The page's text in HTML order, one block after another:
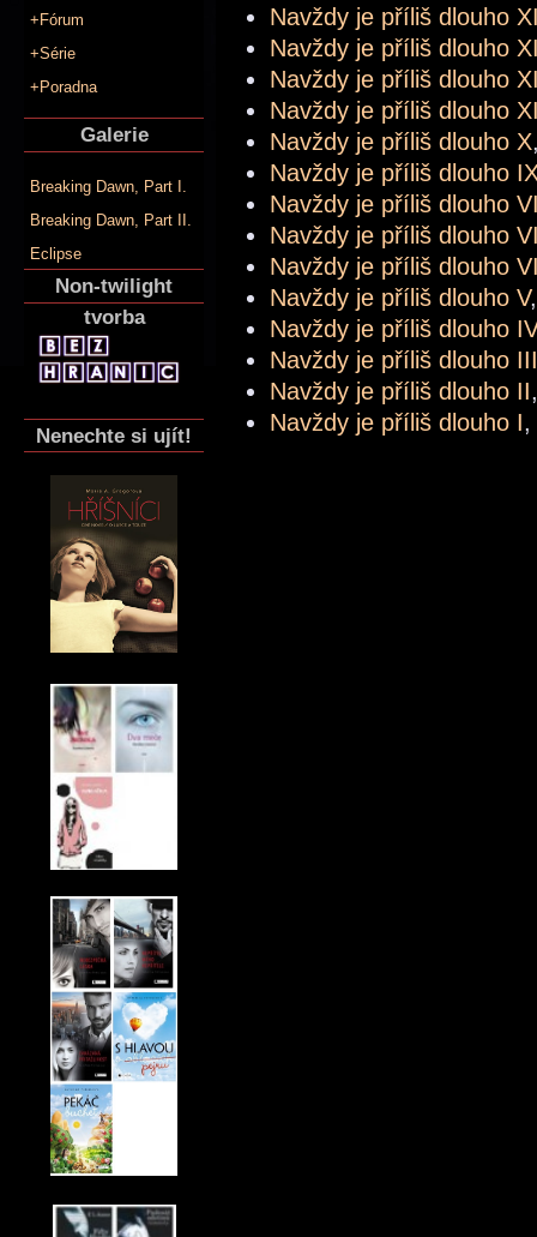
+Fórum
+Série
+Poradna
Galerie
Breaking Dawn, Part I.
Breaking Dawn, Part II.
Eclipse
Non-twilight
tvorba
Nenechte si ujít!
Navždy je příliš dlouho
Navždy je příliš dlouho
Navždy je příliš dlouho
Navždy je příliš dlouho
Navždy je příliš dlouho X
Navždy je příliš dlouho
Navždy je příliš dlouho
Navždy je příliš dlouho
Navždy je příliš dlouho
Navždy je příliš dlouho V
Navždy je příliš dlouho IV
Navždy je příliš dlouho III
Navždy je příliš dlouho II
Navždy je příliš dlouho I,